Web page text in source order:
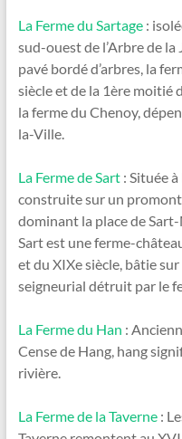
La Ferme du Sartage:
sud-ouest de l’Arbre de la
pavé bordé d’arbres, la
siècle et de la 1ère moitié
la ferme du Chenoy,
la-Ville.
La Ferme de Sart: Située à
construite sur un
dominant la place de
Sart est une ferme-
et du XIXe siècle, bâtie
seigneurial détruit par le
La Ferme du Han :
Cense de Hang, hang
rivière.
La Ferme de la Taverne: